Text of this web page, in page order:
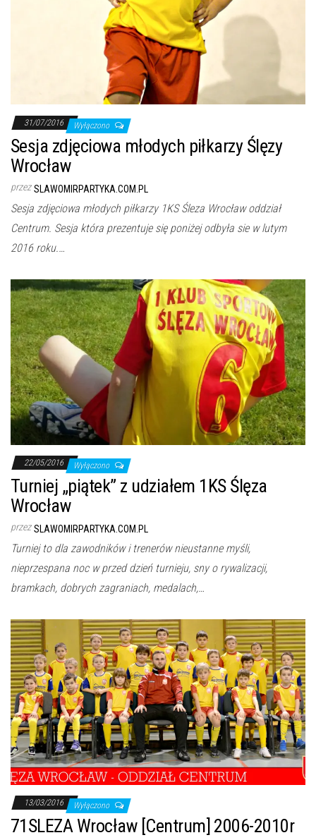
31/07/2016 Wyłączono
Sesja zdjęciowa młodych piłkarzy Ślęzy
Wrocław
przez SLAWOMIRPARTYKA.COM.PL
Sesja zdjęciowa młodych piłkarzy 1KS Śleza Wrocław oddział
Centrum. Sesja która prezentuje się poniżej odbyła sie w lutym
2016 roku.…
22/05/2016 Wyłączono
Turniej „piątek” z udziałem 1KS Ślęza
Wrocław
przez SLAWOMIRPARTYKA.COM.PL
Turniej to dla zawodników i trenerów nieustanne myśli,
nieprzespana noc w przed dzień turnieju, sny o rywalizacji,
bramkach, dobrych zagraniach, medalach,…
13/03/2016 Wyłączono
71SLEZA Wrocław [Centrum] 2006-2010r